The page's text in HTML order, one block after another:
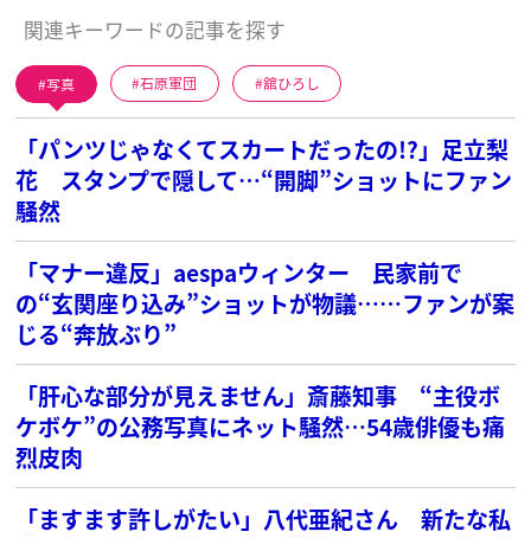
関連キーワードの記事を探す
写真 石原軍団 舘ひろし
「パンツじゃなくてスカートだったの!?」足立梨
花 スタンプで隠して…“開脚”ショットにファン
騒然
「マナー違反」aespaウィンター 民家前で
の“玄関座り込み”ショットが物議……ファンが案
じる“奔放ぶり”
「肝心な部分が見えません」斎藤知事 “主役ボ
ケボケ”の公務写真にネット騒然…54歳俳優も痛
烈皮肉
「ますます許しがたい」八代亜紀さん 新たな私